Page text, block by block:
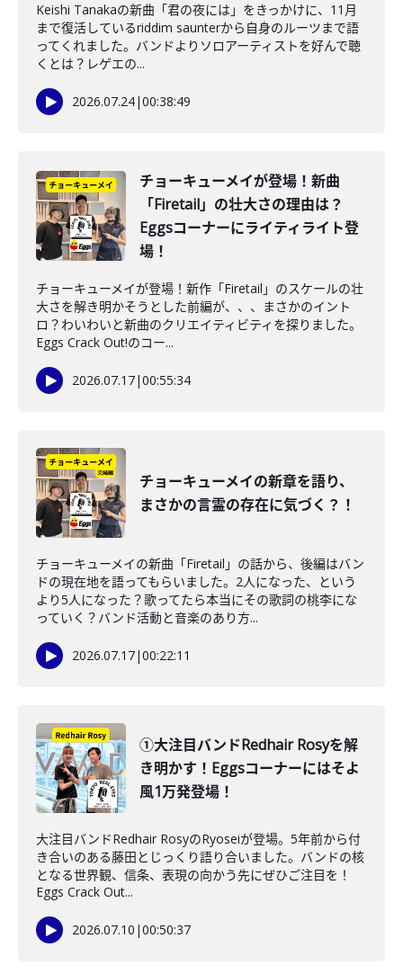
Keishi Tanakaの新曲「君の夜には」をきっかけに、11月
まで復活しているriddim saunterから自身のルーツまで語
ってくれました。バンドよりソロアーティストを好んで聴
くとは？レゲエの...
2026.07.24|00:38:49
チョーキューメイが登場！新曲
「Firetail」の壮大さの理由は？
Eggsコーナーにライティライト登
場！
チョーキューメイが登場！新作「Firetail」のスケールの壮
大さを解き明かそうとした前編が、、、まさかのイント
ロ？わいわいと新曲のクリエイティビティを探りました。
Eggs Crack Out!のコー...
2026.07.17|00:55:34
チョーキューメイの新章を語り、
まさかの言霊の存在に気づく？！
チョーキューメイの新曲「Firetail」の話から、後編はバン
ドの現在地を語ってもらいました。2人になった、という
より5人になった？歌ってたら本当にその歌詞の桃李にな
っていく？バンド活動と音楽のあり方...
2026.07.17|00:22:11
①大注目バンドRedhair Rosyを解
き明かす！Eggsコーナーにはそよ
風1万発登場！
大注目バンドRedhair RosyのRyoseiが登場。5年前から付
き合いのある藤田とじっくり語り合いました。バンドの核
となる世界観、信条、表現の向かう先にぜひご注目を！
Eggs Crack Out...
2026.07.10 |00:50:37